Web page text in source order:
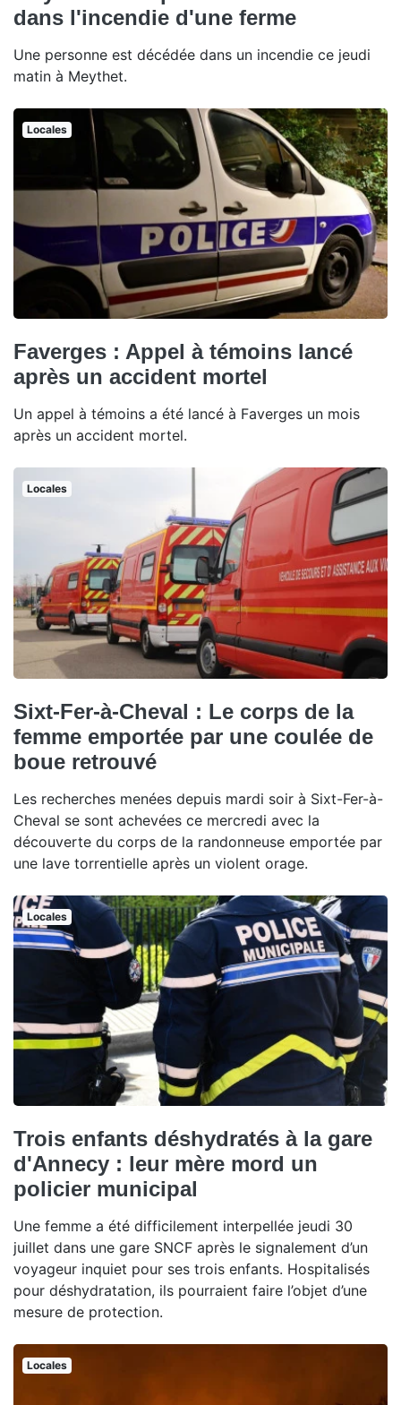
dans l'incendie d'une ferme
Une personne est décédée dans un incendie ce jeudi
matin à Meythet.
Locales
Faverges : Appel à témoins lancé
après un accident mortel
Un appel à témoins a été lancé à Faverges un mois
après un accident mortel.
Locales
Sixt-Fer-à-Cheval : Le corps de la
femme emportée par une coulée de
boue retrouvé
Les recherches menées depuis mardi soir à Sixt-Fer-à-
Cheval se sont achevées ce mercredi avec la
découverte du corps de la randonneuse emportée par
une lave torrentielle après un violent orage.
Locales
Trois enfants déshydratés à la gare
d'Annecy : leur mère mord un
policier municipal
Une femme a été difficilement interpellée jeudi 30
juillet dans une gare SNCF après le signalement d’un
voyageur inquiet pour ses trois enfants. Hospitalisés
pour déshydratation, ils pourraient faire l’objet d’une
mesure de protection.
Locales